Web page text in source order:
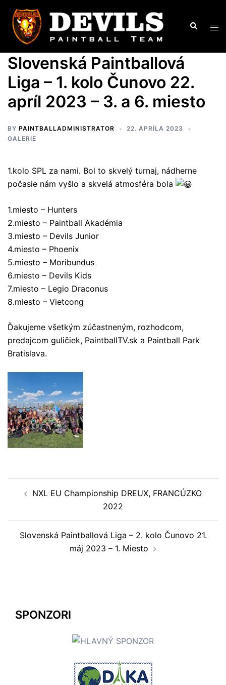
Preskočiť
obsah
Search
Slovenská Paintballová
Liga – 1. kolo Čunovo 22.
apríl 2023 – 3. a 6. miesto
BY PAINTBALLADMINISTRATOR
22. APRÍLA 2023
GALERIE
1.kolo SPL za nami. Bol to skvelý turnaj, nádherne
počasie nám vyšlo a skvelá atmosféra bola
1.miesto – Hunters
2.miesto – Paintball Akadémia
3.miesto – Devils Junior
4.miesto – Phoenix
5.miesto – Moribundus
6.miesto – Devils Kids
7.miesto – Legio Draconus
8.miesto – Vietcong
Ďakujeme všetkým zúčastneným, rozhodcom,
predajcom guličiek, PaintballTV.sk a Paintball Park
Bratislava.
článkami
NXL EU Championship DREUX, FRANCÚZKO
2022
Slovenská Paintballová Liga – 2. kolo Čunovo 21.
máj 2023 – 1. Miesto
SPONZORI